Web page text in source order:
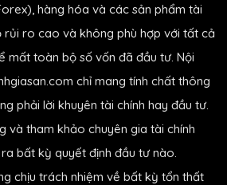
hàng hóa và các sản phẩm tài
rủi ro cao và không phù hợp với tất cả
mất toàn bộ số vốn đã đầu tư. Nội
chỉ mang tính chất thông
phải lời khuyên tài chính hay đầu tư.
và tham khảo chuyên gia tài chính
bất kỳ quyết định đầu tư nào.
chịu trách nhiệm về bất kỳ tổn thất